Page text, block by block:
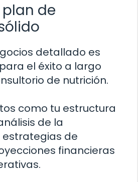
de
detallado es
el éxito a largo
de nutrición.
como tu estructura
de la
de
financieras